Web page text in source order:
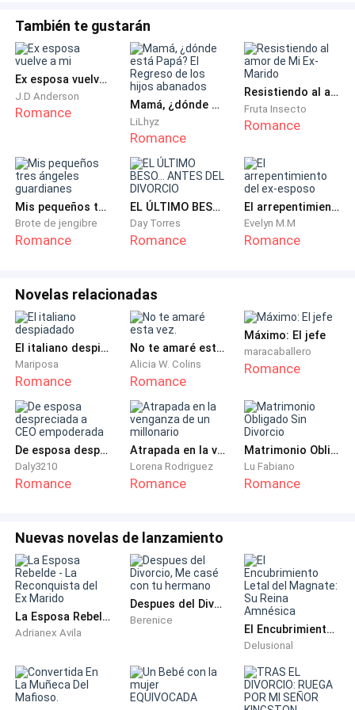
pertenece a una de las familias más poderosas de la
ciudad.
—Alessandra…
Escucho que me hablan y miro detrás de mí, de donde
proviene la voz. El hermano de Dylan me sonríe, con
una expresión coqueta en su rostro.
—Puedo llamarte así, ¿verdad? —pregunta y yo
asiento. La sonrisa se acentúa y extiende una mano
para tomar la mía—. Bienvenida a la familia.
instalado dentro de mí. Toma mi mano y baja su
cabeza hasta que deja un beso que no me hace sentir
cómoda, me provoca escalofríos. Le dedico una
sonrisa y para evitar mayor incomodidad, agrego—:
Por favor, una disculpa, necesito ir al servicio.
No le doy tiempo a replicar y escapo del lugar sin
mirar atrás. Me escabullo entre los invitados,
dispuesta a encerrarme unos minutos en el baño. A
Dylan hace un rato que no lo veo y no creo que tenga
uno de los servicios y agradezco que mi vestido de
Suspiro con alivio unos pocos segundos, pero me
dura poco, cuando la puerta del baño se abre y se
escuchan dos mujeres conversando sin mucha
—Nunca creí que tu hijo sentara cabeza, ¿crees que su
También te gustarán
Ex esposa vuelve a mi
J.D Anderson
Romance Mamá, ¿dónde está Papá? El Regreso de los hijos abanados
LiLhyz
Romance
Resistiendo al amor de Mi Ex-Marido
Fruta Insecto
Romance
Mis pequeños tres ángeles guardianes
Brote de jengibre
Romance
EL ÚLTIMO BESO... ANTES DEL DIVORCIO
Day Torres
Romance
El arrepentimiento del ex-esposo
Evelyn M.M
Romance
Novelas relacionadas
El italiano despiadado
Mariposa
Romance
No te amaré esta vez.
Alicia W. Colins
Romance
Máximo: El jefe
maracaballero
Romance
De esposa despreciada a CEO empoderada
Daly3210
Romance
Atrapada en la venganza de un millonario
Lorena Rodriguez
Romance
Matrimonio Obligado Sin Divorcio
Lu Fabiano
Romance
Nuevas novelas de lanzamiento
La Esposa Rebelde - La Reconquista del Ex Marido
Adrianex Avila
Despues del Divorcio, Me casé con tu hermano
Berenice
El Encubrimiento Letal del Magnate: Su Reina Amnésica
Delusional